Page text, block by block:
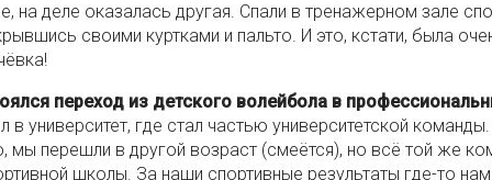
на деле оказалась другая. Спали в тренажерном зале
своими куртками и пальто. И это, кстати, была
переход из детского волейбола в
в университет, где стал частью университетской команды.
мы перешли в другой возраст (смеётся), но всё той же
школы. За наши спортивные результаты где-то